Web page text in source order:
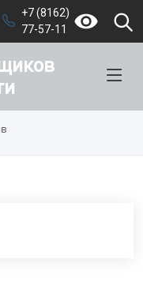
+7 (8162)
77-57-11